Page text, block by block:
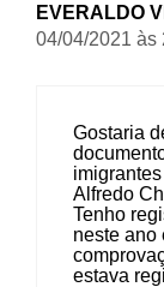
EVERALDO
04/04/2021 às
Gostaria
Alfredo
Tenho
neste ano
estava